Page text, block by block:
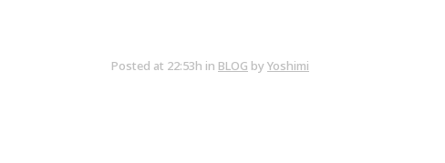
Posted at 22:53h in BLOG byYoshimi